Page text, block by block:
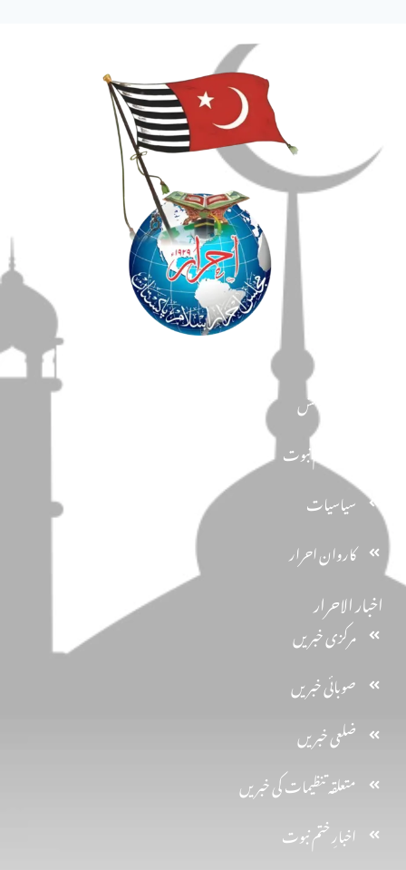
اخبار الاحرار
مرکزی خبریں
صوبائی خبریں
ضلعی خبریں
متعلقہ تنظیمات کی خبریں
اخبارِ ختم نبوت
دین و دانش
تحفظ ختم نبوت
سیاسیات
کاروان احرار